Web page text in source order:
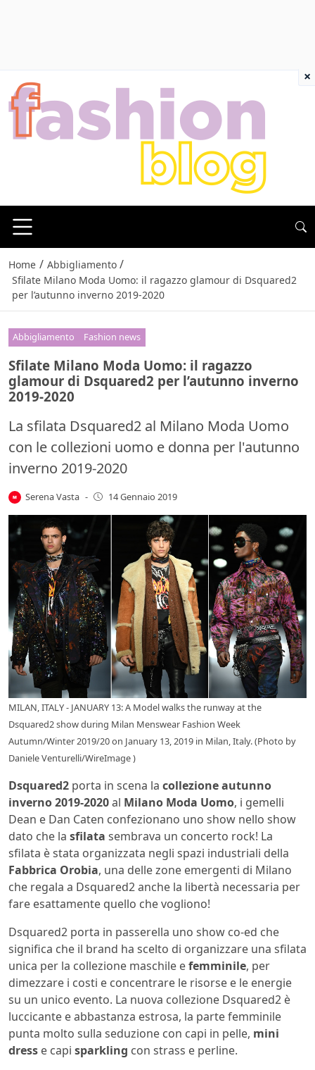
Home / Abbigliamento /
Sfilate Milano Moda Uomo: il ragazzo glamour di Dsquared2
per l’autunno inverno 2019-2020
Abbigliamento Fashion news
Sfilate Milano Moda Uomo: il ragazzo
glamour di Dsquared2 per l’autunno inverno
2019-2020
La sfilata Dsquared2 al Milano Moda Uomo
con le collezioni uomo e donna per l'autunno
inverno 2019-2020
Serena Vasta - 14 Gennaio 2019
MILAN, ITALY - JANUARY 13: A Model walks the runway at the
Dsquared2 show during Milan Menswear Fashion Week
Autumn/Winter 2019/20 on January 13, 2019 in Milan, Italy. (Photo by
Daniele Venturelli/WireImage )
Dsquared2 porta in scena la collezione autunno
inverno 2019-2020al Milano Moda Uomo, i gemelli
Dean e Dan Caten confezionano uno show nello show
dato che la sfilata sembrava un concerto rock! La
sfilata è stata organizzata negli spazi industriali della
Fabbrica Orobia, una delle zone emergenti di Milano
che regala a Dsquared2 anche la libertà necessaria per
fare esattamente quello che vogliono!
Dsquared2 porta in passerella uno show co-ed che
significa che il brand ha scelto di organizzare una sfilata
unica per la collezione maschile efemminile, per
dimezzare i costi e concentrare le risorse e le energie
su un unico evento. La nuova collezione Dsquared2 è
luccicante e abbastanza estrosa, la parte femminile
punta molto sulla seduzione con capi in pelle, mini
dress e capi sparkling con strass e perline.
×